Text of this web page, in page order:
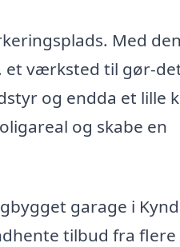
Med den
et værksted til gør-
og endda et lille
og skabe en
garage i
tilbud fra flere